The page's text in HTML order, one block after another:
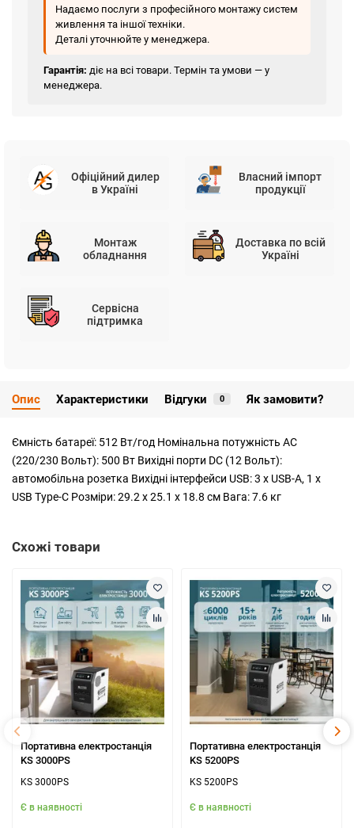
Надаємо послуги з професійного монтажу систем
живлення та іншої техніки.
Деталі уточнюйте у менеджера.
Гарантія: діє на всі товари. Термін та умови — у
менеджера.
Офіційний дилер
в Україні
Власний імпорт
продукції
Монтаж
обладнання
Доставка по всій
Україні
Сервісна
підтримка
Опис Характеристики Відгуки 0 Як замовити?
Ємність батареї: 512 Вт/год Номінальна потужність АС
(220/230 Вольт): 500 Вт Вихідні порти DC (12 Вольт):
автомобільна розетка Вихідні інтерфейси USB: 3 x USB-A, 1 x
USB Type-C Розміри: 29.2 x 25.1 x 18.8 см Вага: 7.6 кг
Схожі товари
Портативна електростанція
KS 3000PS
KS 3000PS
Є в наявності
Портативна електростанція
KS 5200PS
KS 5200PS
Є в наявності